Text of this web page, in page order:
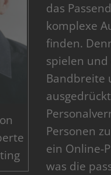
das
komplexe
finden.
spielen
Bandbreite
Personen
ein Online-
was die